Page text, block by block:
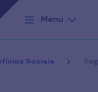
Menu
Sociais